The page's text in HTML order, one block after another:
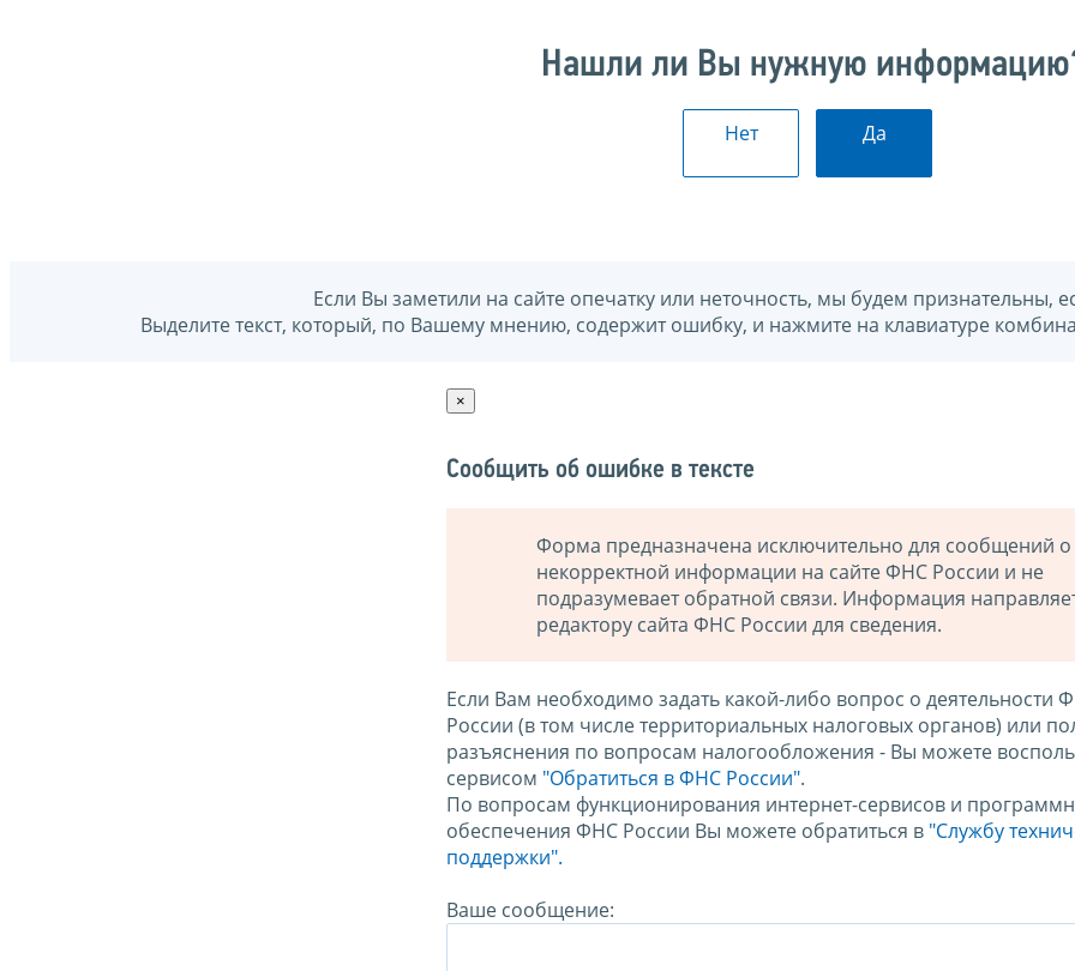
Нашли ли Вы нужную
Нет Да
Если Вы заметили на сайте опечатку или неточность, мы будем признательны,
Выделите текст, который, по Вашему мнению, содержит ошибку, и нажмите на клавиатуре
×
Сообщить об ошибке в тексте
Форма предназначена исключительно для сообщений о
некорректной информации на сайте ФНС России и не
подразумевает обратной связи. Информация
редактору сайта ФНС России для сведения.
Если Вам необходимо задать какой-либо вопрос о деятельности
России (в том числе территориальных налоговых органов) или
разъяснения по вопросам налогообложения - Вы можете
сервисом "Обратиться в ФНС России".
По вопросам функционирования интернет-сервисов и
обеспечения ФНС России Вы можете обратиться в "Службу
поддержки".
Ваше сообщение: